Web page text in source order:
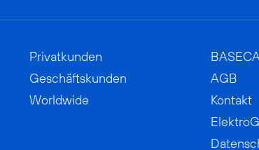
Privatkunden
Geschäftskunden
Worldwide
AGB
Kontakt